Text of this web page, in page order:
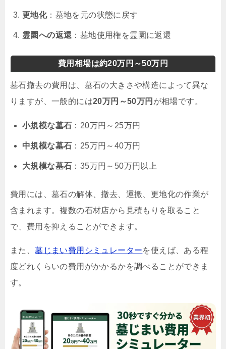
更地化：墓地を元の状態に戻す
霊園への返還 ：墓地使用権を霊園に返還
費用相場は約20万円～50万円
墓石撤去の費用は、墓石の大きさや構造によって異な
りますが、一般的には20万円～50万円 が相場です。
小規模な墓石 ：20万円～25万円
中規模な墓石 ：25万円～40万円
大規模な墓石 ：35万円～50万円以上
費用には、墓石の解体、撤去、運搬、更地化の作業が
含まれます。複数の石材店から見積もりを取ること
で、費用を抑えることができます。
また、墓じまい費用シミュレーターを使えば、ある程
度どれくらいの費用がかかるかを調べることができま
す。